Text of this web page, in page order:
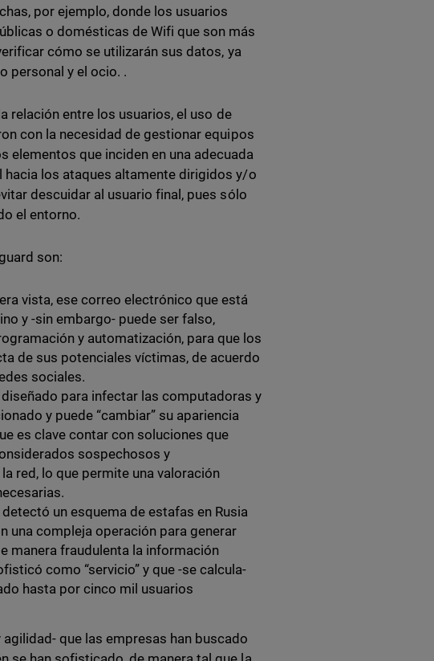
por ejemplo, donde los usuarios
o domésticas de Wifi que son más
cómo se utilizarán sus datos, ya
personal y el ocio. .
relación entre los usuarios, el uso de
con la necesidad de gestionar equipos
elementos que inciden en una adecuada
los ataques altamente dirigidos y/o
descuidar al usuario final, pues sólo
el entorno.
son:
vista, ese correo electrónico que está
y -sin embargo- puede ser falso,
y automatización, para que los
de sus potenciales víctimas, de acuerdo
sociales.
para infectar las computadoras y
y puede “cambiar” su apariencia
es clave contar con soluciones que
sospechosos y
red, lo que permite una valoración
un esquema de estafas en Rusia
una compleja operación para generar
manera fraudulenta la información
como “servicio” y que -se calcula-
hasta por cinco mil usuarios
que las empresas han buscado